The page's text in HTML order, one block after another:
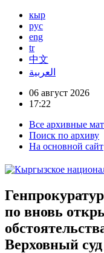
кыр
рус
eng
tr
中文
العربية
06 август 2026
17:22
Все архивные
Поиск по архиву
На основной сайт
по вновь
Верховный суд